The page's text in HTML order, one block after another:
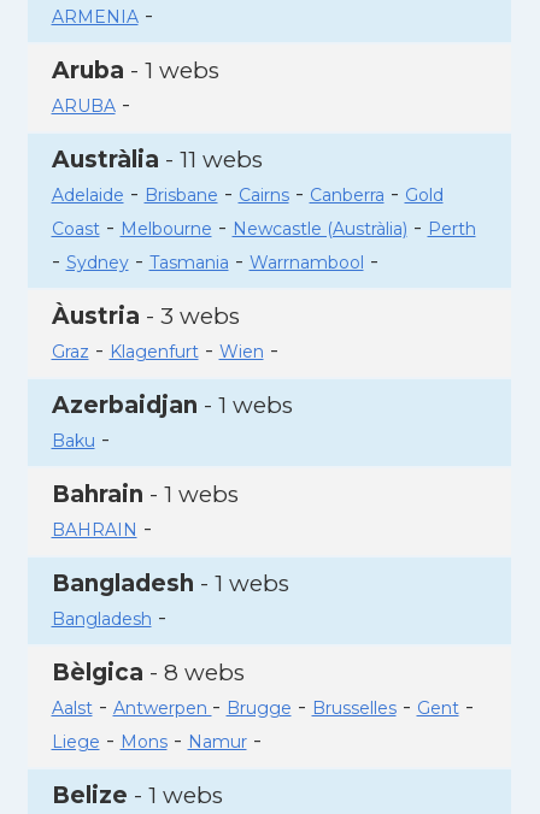
ARMENIA-
Aruba - 1 webs
ARUBA-
Austràlia - 11 webs
Adelaide - Brisbane - Cairns- Canberra - Gold
Coast- Melbourne - Newcastle (Austràlia) - Perth
- Sydney- Tasmania - Warrnambool -
Àustria - 3 webs
Graz - Klagenfurt- Wien -
Azerbaidjan - 1 webs
Baku -
Bahrain - 1 webs
BAHRAIN -
Bangladesh - 1 webs
Bangladesh -
Bèlgica - 8 webs
Aalst- Antwerpen - Brugge - Brusselles- Gent-
Liege - Mons- Namur-
Belize - 1 webs